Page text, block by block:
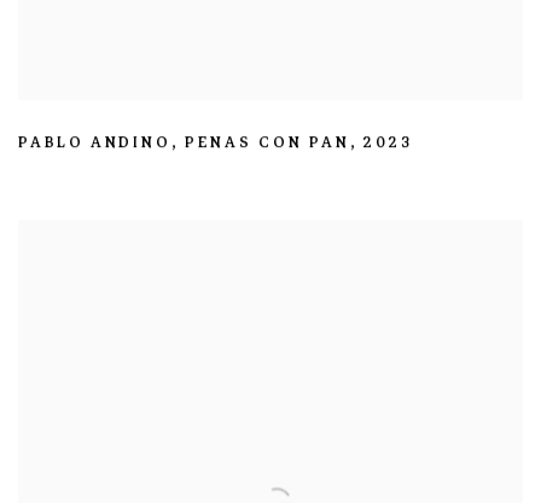
PABLO ANDINO ,PENAS CON PAN,2023